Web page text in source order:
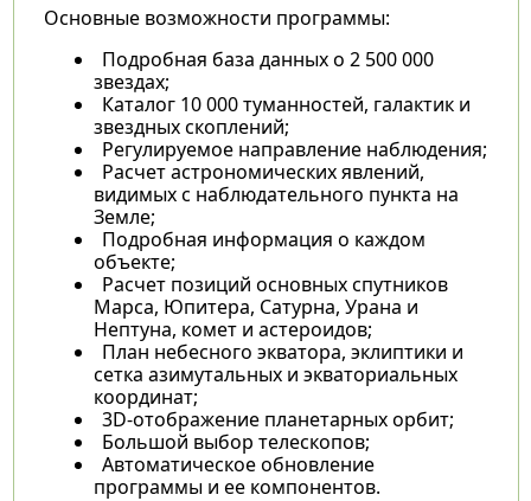
Основные возможности программы:
Подробная база данных о 2 500 000
звездах;
Каталог 10 000 туманностей, галактик и
звездных скоплений;
Регулируемое направление наблюдения;
Расчет астрономических явлений,
видимых с наблюдательного пункта на
Земле;
Подробная информация о каждом
объекте;
Расчет позиций основных спутников
Марса, Юпитера, Сатурна, Урана и
Нептуна, комет и астероидов;
План небесного экватора, эклиптики и
сетка азимутальных и экваториальных
координат;
3D-отображение планетарных орбит;
Большой выбор телескопов;
Автоматическое обновление
программы и ее компонентов.